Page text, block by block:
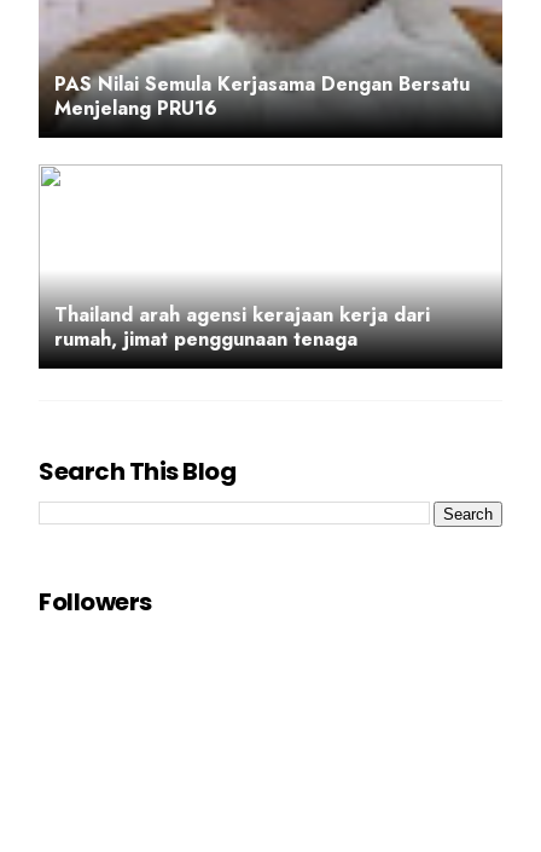
PAS Nilai Semula Kerjasama Dengan Bersatu
Menjelang PRU16
Thailand arah agensi kerajaan kerja dari
rumah, jimat penggunaan tenaga
Search This Blog
Followers